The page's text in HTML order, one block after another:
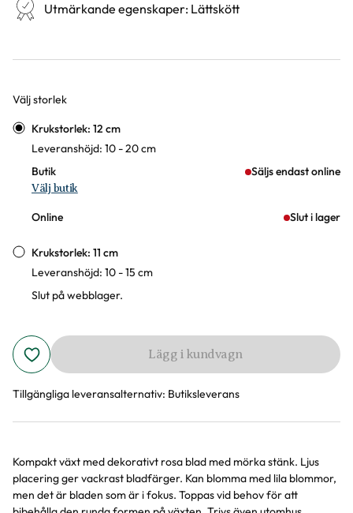
Utmärkande egenskaper: Lättskött
Välj storlek
Varianter
Krukstorlek: 12 cm
Leveranshöjd: 10 - 20 cm
Butik
Säljs endast online
Välj butik
Online Slut i lager
Krukstorlek: 11 cm
Leveranshöjd: 10 - 15 cm
Slut på webblager.
Lägg i kundvagn
Tillgängliga leveransalternativ: Butiksleverans
Produktinformation
Kompakt växt med dekorativt rosa blad med mörka stänk. Ljus
placering ger vackrast bladfärger. Kan blomma med lila blommor,
men det är bladen som är i fokus. Toppas vid behov för att